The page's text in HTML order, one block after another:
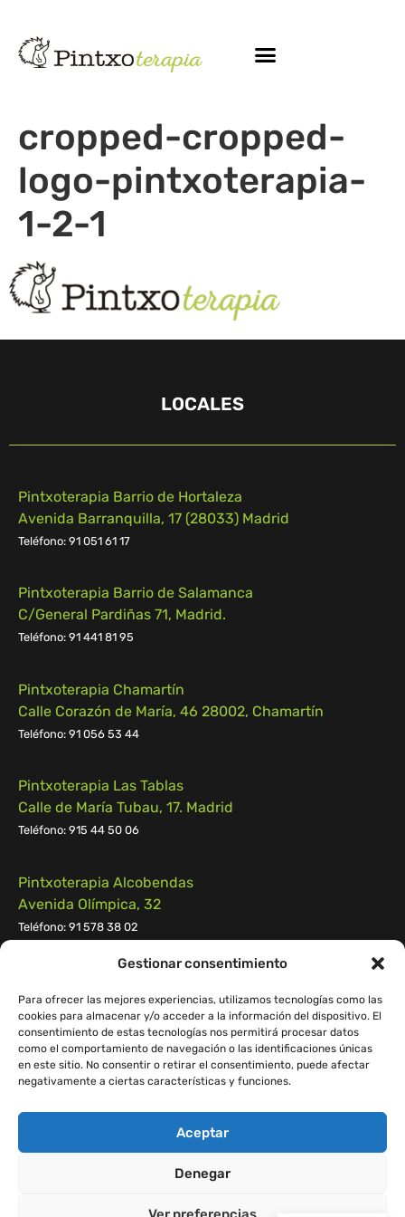
Gestionar consentimiento
Para ofrecer las mejores experiencias, utilizamos tecnologías como las
cookies para almacenar y/o acceder a la información del dispositivo. El
consentimiento de estas tecnologías nos permitirá procesar datos
como el comportamiento de navegación o las identificaciones únicas
en este sitio. No consentir o retirar el consentimiento, puede afectar
negativamente a ciertas características y funciones.
Aceptar
Denegar
cropped-cropped-
logo-pintxoterapia-
1-2-1
LOCALES
Pintxoterapia Barrio de Hortaleza
Avenida Barranquilla, 17 (28033) Madrid
Teléfono: 91 051 61 17
Pintxoterapia Barrio de Salamanca
C/General Pardiñas 71, Madrid.
Teléfono: 91 441 81 95
Pintxoterapia Chamartín
Calle Corazón de María, 46 28002, Chamartín
Teléfono: 91 056 53 44
Pintxoterapia Las Tablas
Calle de María Tubau, 17. Madrid
Teléfono: 915 44 50 06
Pintxoterapia Alcobendas
Avenida Olímpica, 32
Teléfono: 91 578 38 02
Calle Campomanes n.º 55, 28223, Pozuelo de Alarcón
Teléfono:91 539 55 29
D&D Web:Easymatic